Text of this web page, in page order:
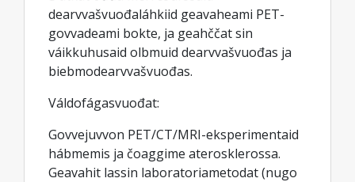
dearvvašvuođaláhkiid geavaheami PET-
govvadeami bokte, ja geahččat sin
váikkuhusaid olbmuid dearvvašvuođas ja
biebmodearvvašvuođas.
Váldofágasvuođat:
Govvejuvvon PET/CT/MRI-eksperimentaid
hábmemis ja čoaggime aterosklerossa.
Geavahit lassin laboratoriametodat (nugo